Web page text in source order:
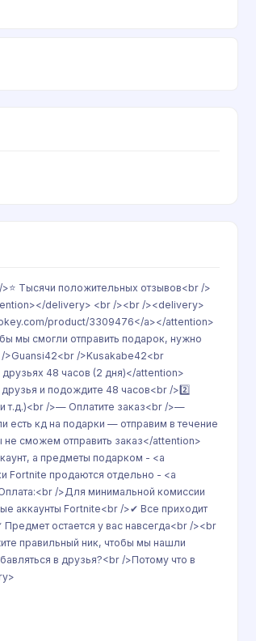
Тысячи положительных отзывов<br />
delivery> <br /><br /><delivery>
product/3309476</a></attention>
мы смогли отправить подарок, нужно
/>Guansi42<br />Kusakabe42<br
48 часов (2 дня)</attention>
и подождите 48 часов<br />2️⃣
т.д.)<br />— Оплатите заказ<br />—
есть кд на подарки — отправим в течение
сможем отправить заказ</attention>
а предметы подарком - <a
Fortnite продаются отдельно - <a
/>Для минимальной комиссии
аккаунты Fortnite<br />✔ Все приходит
остается у вас навсегда<br /><br
правильный ник, чтобы мы нашли
в друзья?<br />Потому что в